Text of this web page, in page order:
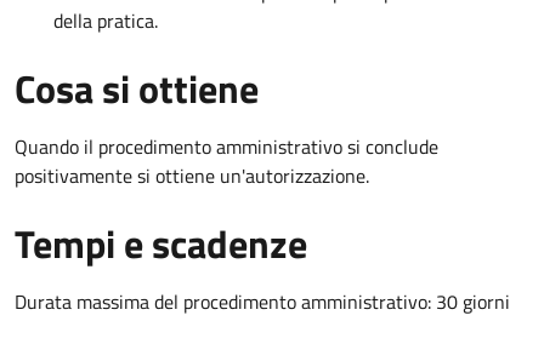
della pratica.
Cosa si ottiene
Quando il procedimento amministrativo si conclude
positivamente si ottiene un'autorizzazione.
Tempi e scadenze
Durata massima del procedimento amministrativo: 30 giorni